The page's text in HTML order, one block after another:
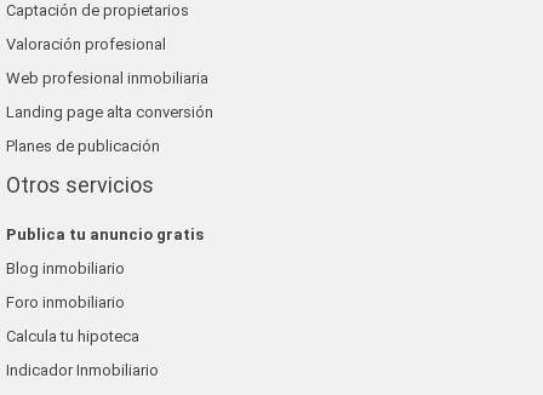
Captación de propietarios
Valoración profesional
Web profesional inmobiliaria
Landing page alta conversión
Planes de publicación
Otros servicios
Publica tu anuncio gratis
Blog inmobiliario
Foro inmobiliario
Calcula tu hipoteca
Indicador Inmobiliario